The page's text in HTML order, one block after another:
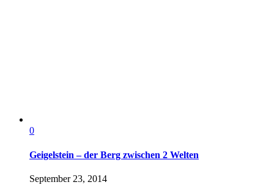
0
Geigelstein – der Berg zwischen 2 Welten
September 23, 2014